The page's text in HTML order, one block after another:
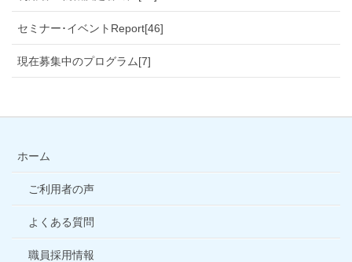
セミナー･イベントReport[46]
現在募集中のプログラム[7]
ホーム
ご利用者の声
よくある質問
職員採用情報